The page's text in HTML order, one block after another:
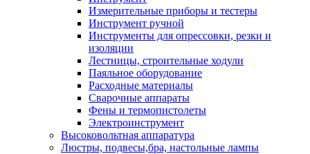
Измерительные приборы и тестеры
Инструмент ручной
Инструменты для опрессовки, резки и
изоляции
Лестницы, строительные ходули
Паяльное оборудование
Расходные материалы
Сварочные аппараты
Фены и термопистолеты
Электроинструмент
Высоковольтная аппаратура
Люстры, подвесы,бра, настольные лампы